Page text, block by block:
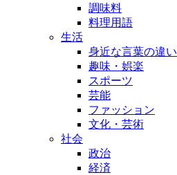
調味料
料理用語
生活
身近な言葉の違い
趣味・娯楽
スポーツ
芸能
ファッション
文化・芸術
社会
政治
経済